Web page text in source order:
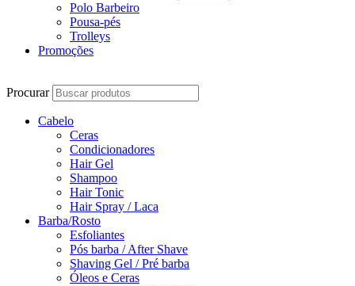
Polo Barbeiro
Pousa-pés
Trolleys
Promoções
Procurar
Cabelo
Ceras
Condicionadores
Hair Gel
Shampoo
Hair Tonic
Hair Spray / Laca
Barba/Rosto
Esfoliantes
Pós barba / After Shave
Shaving Gel / Pré barba
Óleos e Ceras